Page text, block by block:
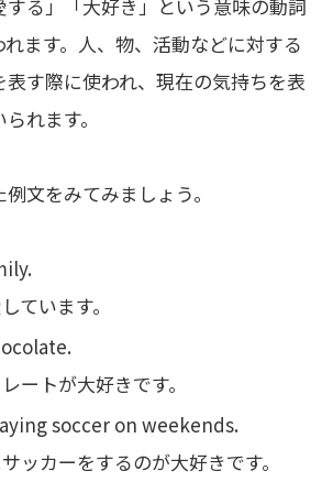
する」「大好き」という意味の動詞
ます。人、物、活動などに対する
す際に使われ、現在の気持ちを表
れます。
文をみてみましょう。
ています。
ートが大好きです。
soccer on weekends.
ッカーをするのが大好きです。